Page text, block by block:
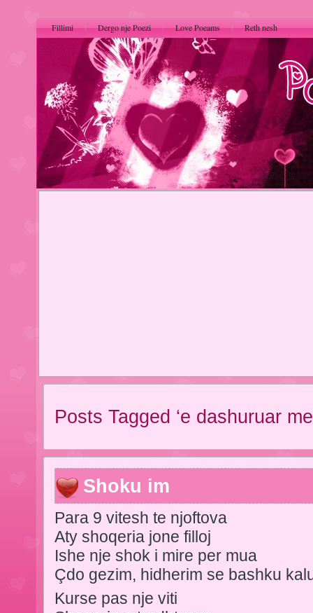
Fillimi Dergo nje Poezi Love Poeams Reth nesh
Posts Tagged ‘e dashuruar
Shoku im
Para 9 vitesh te njoftova
Aty shoqeria jone filloj
Ishe nje shok i mire per mua
Çdo gezim, hidherim se bashku
Kurse pas nje viti